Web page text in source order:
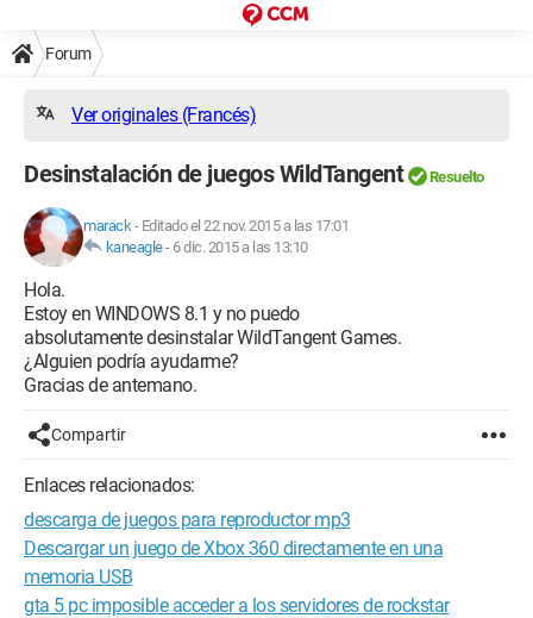
Forum
Ver originales (Francés)
Desinstalación de juegos WildTangent Resuelto
marack- Editado el 22 nov. 2015 a las 17:01
kaneagle- 6 dic. 2015 a las 13:10
Hola.
Estoy en WINDOWS 8.1 y no puedo
absolutamente desinstalar WildTangent Games.
¿Alguien podría ayudarme?
Gracias de antemano.
Compartir
Enlaces relacionados:
descarga de juegos para reproductor mp3
Descargar un juego de Xbox 360 directamente en una
memoria USB
gta 5 pc imposible acceder a los servidores de rockstar